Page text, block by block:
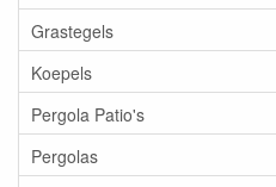
Grastegels
Koepels
Pergola Patio's
Pergolas